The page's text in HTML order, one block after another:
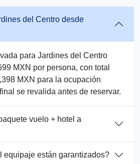
del Centro desde
para Jardines del Centro
MXN por persona, con total
MXN para la ocupación
se revalida antes de reservar.
vuelo + hotel a
equipaje están garantizados?